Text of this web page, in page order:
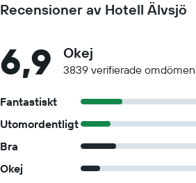
Recensioner av Hotell Älvsjö
6,9 Okej
3839 verifierade omdömen
Fantastiskt
Utomordentligt
Bra
Okej